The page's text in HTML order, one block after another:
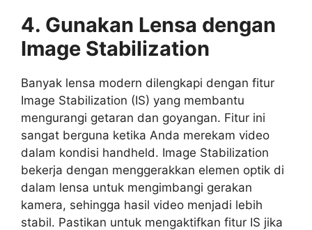
4. Gunakan Lensa dengan
Image Stabilization
Banyak lensa modern dilengkapi dengan fitur
Image Stabilization (IS) yang membantu
mengurangi getaran dan goyangan. Fitur ini
sangat berguna ketika Anda merekam video
dalam kondisi handheld. Image Stabilization
bekerja dengan menggerakkan elemen optik di
dalam lensa untuk mengimbangi gerakan
kamera, sehingga hasil video menjadi lebih
stabil. Pastikan untuk mengaktifkan fitur IS jika